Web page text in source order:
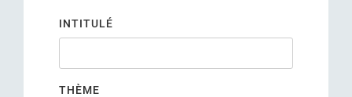
INTITULÉ
THÈME